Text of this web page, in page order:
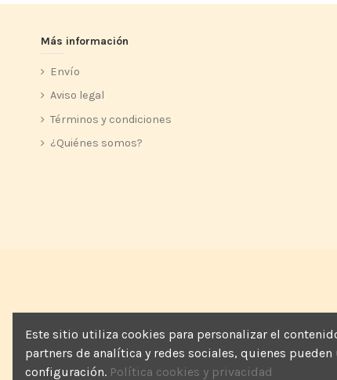
Más información
Envío
Aviso legal
Términos y condiciones
¿Quiénes somos?
Este sitio utiliza cookies para personalizar el
partners de analítica y redes sociales, quienes
configuración. Política cookies y privacidad